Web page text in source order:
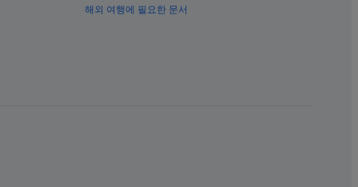
해외 여행에 필요한 문서